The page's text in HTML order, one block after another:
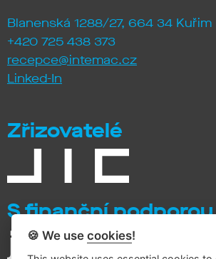
Blanenská 1288/27, 664 34 Kuřim
+420 725 438 373
recepce@intemac.cz
Linked-In
Zřizovatelé
S finanční podporou
🍪 We usecookies!